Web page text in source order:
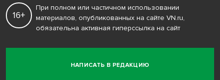
НАПИСАТЬ В РЕДАКЦИЮ
16+
При полном или частичном использовании
материалов, опубликованных на сайте VN.ru,
обязательна активная гиперссылка на сайт